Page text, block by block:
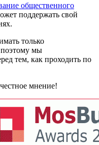
общественного
поддержать свой
только
поэтому мы
тем, как проходить по
мнение!